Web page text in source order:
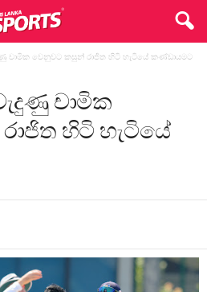
චාමික වෙනුවට කසුන් රාජිත හිටි හැටියේ කණ්ඩායමට
චාමික
හිටි හැටියේ